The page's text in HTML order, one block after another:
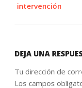
intervención
DEJA UNA
Tu dirección de
Los campos